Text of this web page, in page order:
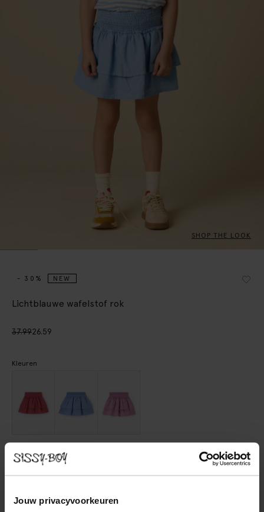
Jouw privacyvoorkeuren
SHOP THE LOOK
- 30% NEW
Lichtblauwe wafelstof rok
37.9926.59
Kleuren
Kies jouw maat